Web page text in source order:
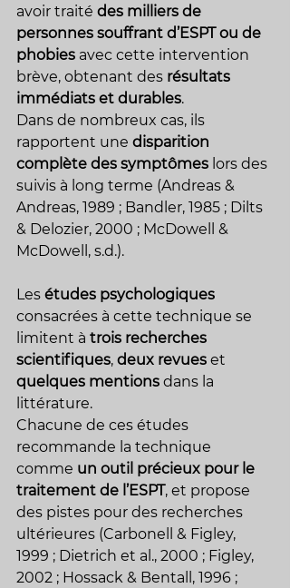
avoir traité des milliers de
personnes souffrant d’ESPT ou de
phobies avec cette intervention
brève, obtenant des résultats
immédiats et durables.
Dans de nombreux cas, ils
rapportent une disparition
complète des symptômes lors des
suivis à long terme (Andreas &
Andreas, 1989 ; Bandler, 1985 ; Dilts
& Delozier, 2000 ; McDowell &
McDowell, s.d.).
Les études psychologiques
consacrées à cette technique se
limitent à trois recherches
scientifiques, deux revues et
quelques mentions dans la
littérature.
Chacune de ces études
recommande la technique
comme un outil précieux pour le
traitement de l’ESPT, et propose
des pistes pour des recherches
ultérieures (Carbonell & Figley,
1999 ; Dietrich et al., 2000 ; Figley,
2002 ; Hossack & Bentall, 1996 ;